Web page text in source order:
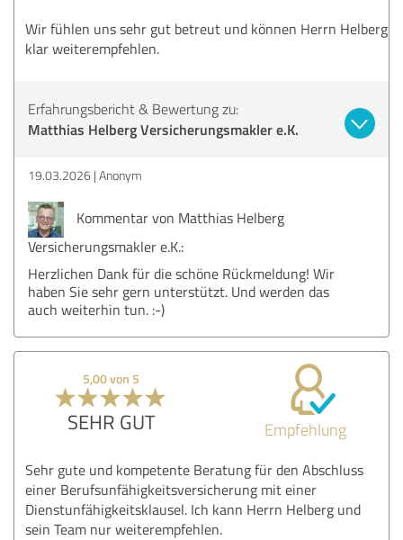
Wir fühlen uns sehr gut betreut und können Herrn Helberg
klar weiterempfehlen.
Erfahrungsbericht & Bewertung zu:
Matthias Helberg Versicherungsmakler e.K.
19.03.2026 Anonym
Kommentar von Matthias Helberg
Versicherungsmakler e.K.:
Herzlichen Dank für die schöne Rückmeldung! Wir
haben Sie sehr gern unterstützt. Und werden das
auch weiterhin tun. :-)
5,00 von 5
SEHR GUT Empfehlung
Sehr gute und kompetente Beratung für den Abschluss
einer Berufsunfähigkeitsversicherung mit einer
Dienstunfähigkeitsklausel. Ich kann Herrn Helberg und
sein Team nur weiterempfehlen.